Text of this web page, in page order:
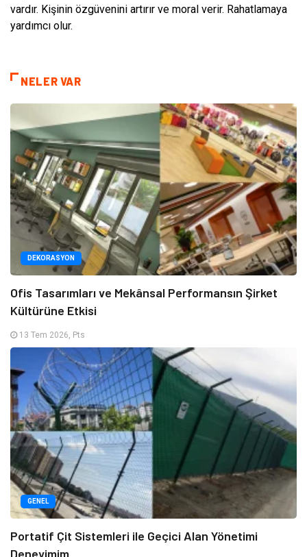
vardır. Kişinin özgüvenini artırır ve moral verir. Rahatlamaya
yardımcı olur.
NELER VAR
DEKORASYON
Ofis Tasarımları ve Mekânsal Performansın Şirket
Kültürüne Etkisi
13 Tem 2026, Pts
GENEL
Portatif Çit Sistemleri ile Geçici Alan Yönetimi
Deneyimim